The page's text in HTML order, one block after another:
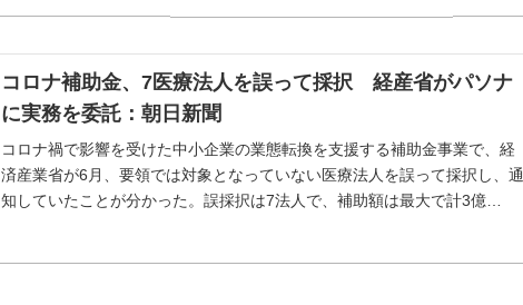
コロナ補助金、7医療法人を誤って採択 経産省がパソナ
に実務を委託：朝日新聞
コロナ禍で影響を受けた中小企業の業態転換を支援する補助金事業で、経
済産業省が6月、要領では対象となっていない医療法人を誤って採択し、通
知していたことが分かった。誤採択は7法人で、補助額は最大で計3億…